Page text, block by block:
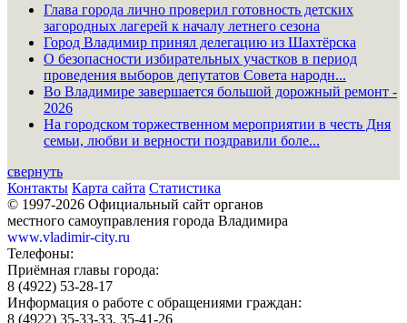
Глава города лично проверил готовность детских
загородных лагерей к началу летнего сезона
Город Владимир принял делегацию из Шахтёрска
О безопасности избирательных участков в период
проведения выборов депутатов Совета народн...
Во Владимире завершается большой дорожный ремонт -
2026
На городском торжественном мероприятии в честь Дня
семьи, любви и верности поздравили боле...
свернуть
Контакты Карта сайта Статистика
© 1997-2026 Официальный сайт органов
местного самоуправления города Владимира
www.vladimir-city.ru
Телефоны:
Приёмная главы города:
8 (4922) 53-28-17
Информация о работе с обращениями граждан:
8 (4922) 35-33-33, 35-41-26